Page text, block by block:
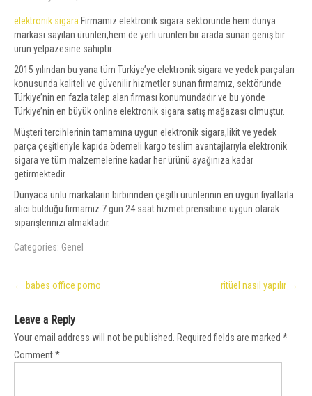
elektronik sigara Firmamız elektronik sigara sektöründe hem dünya
markası sayılan ürünleri,hem de yerli ürünleri bir arada sunan geniş bir
ürün yelpazesine sahiptir.
2015 yılından bu yana tüm Türkiye’ye elektronik sigara ve yedek parçaları
konusunda kaliteli ve güvenilir hizmetler sunan firmamız, sektöründe
Türkiye’nin en fazla talep alan firması konumundadır ve bu yönde
Türkiye’nin en büyük online elektronik sigara satış mağazası olmuştur.
Müşteri tercihlerinin tamamına uygun elektronik sigara,likit ve yedek
parça çeşitleriyle kapıda ödemeli kargo teslim avantajlarıyla elektronik
sigara ve tüm malzemelerine kadar her ürünü ayağınıza kadar
getirmektedir.
Dünyaca ünlü markaların birbirinden çeşitli ürünlerinin en uygun fiyatlarla
alıcı bulduğu firmamız 7 gün 24 saat hizmet prensibine uygun olarak
siparişlerinizi almaktadır.
Categories: Genel
Post
navigation
← babes office porno ritüel nasıl yapılır →
Leave a Reply
Your email address will not be published. Required fields are marked *
Comment*